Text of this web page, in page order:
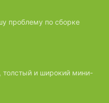
проблему по сборке
и широкий мини-